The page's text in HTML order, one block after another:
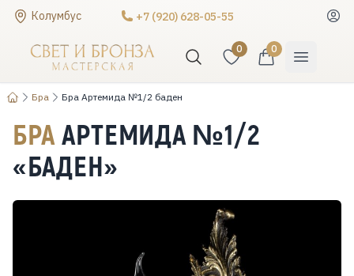
Колумбус +7 (920) 628-05-55
0 0
Бра Бра Артемида №1/2 баден
БРА АРТЕМИДА №1/2
«БАДЕН»